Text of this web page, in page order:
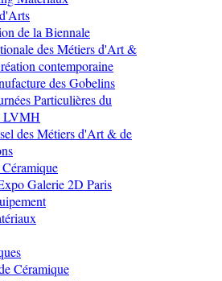
de la Biennale
des Métiers d'Art &
contemporaine
des Gobelins
Particulières du
LVMH
des Métiers d'Art & de
Galerie 2D Paris
Céramique